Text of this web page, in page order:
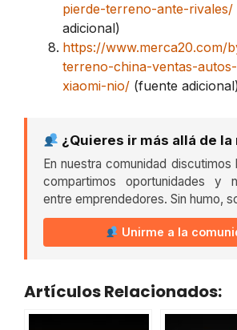
pierde-terreno-ante-rivales/
adicional)
https://www.merca20.com/
terreno-china-ventas-
xiaomi-nio/ (fuente
¿Quieres ir más allá de
En nuestra comunidad discutimos
compartimos oportunidades y
entre emprendedores. Sin humo,
Unirme a la
Artículos Relacionados: